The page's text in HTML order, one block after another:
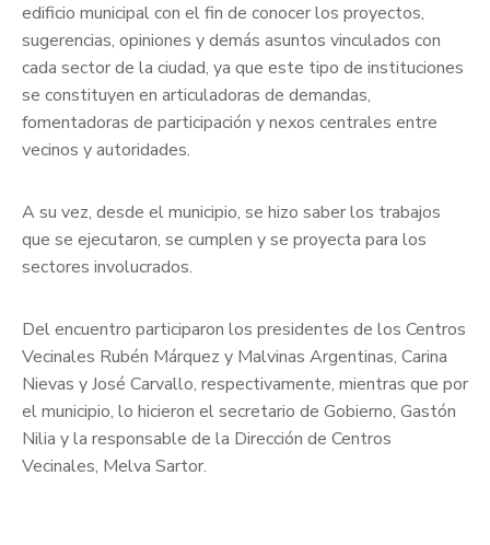
edificio municipal con el fin de conocer los proyectos,
sugerencias, opiniones y demás asuntos vinculados con
cada sector de la ciudad, ya que este tipo de instituciones
se constituyen en articuladoras de demandas,
fomentadoras de participación y nexos centrales entre
vecinos y autoridades.
A su vez, desde el municipio, se hizo saber los trabajos
que se ejecutaron, se cumplen y se proyecta para los
sectores involucrados.
Del encuentro participaron los presidentes de los Centros
Vecinales Rubén Márquez y Malvinas Argentinas, Carina
Nievas y José Carvallo, respectivamente, mientras que por
el municipio, lo hicieron el secretario de Gobierno, Gastón
Nilia y la responsable de la Dirección de Centros
Vecinales, Melva Sartor.